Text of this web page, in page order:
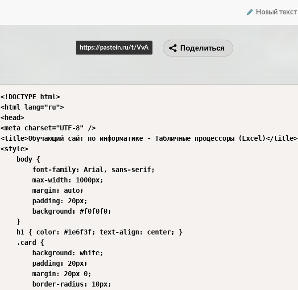
Новый текст
https://pastein.ru/t/VvA Поделиться
<!DOCTYPE html>
<html lang="ru">
<head>
<meta charset="UTF-8" />
<title>Обучающий сайт по информатике - Табличные процессоры (Excel)</title>
<style>
    body {
        font-family: Arial, sans-serif;
        max-width: 1000px;
        margin: auto;
        padding: 20px;
        background: #f0f0f0;
    }
    h1 { color: #1e6f3f; text-align: center; }
    .card {
        background: white;
        padding: 20px;
        margin: 20px 0;
        border-radius: 10px;